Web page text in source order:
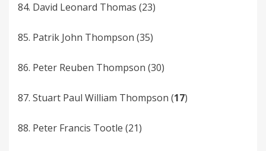
84. David Leonard­ Thomas (23)
85. Patrik­ John Thompson­ (35)
86. Peter Reuben Thompson (30)
87. Stuart Paul William Thompson (17)
88. Peter Francis Tootle (21)